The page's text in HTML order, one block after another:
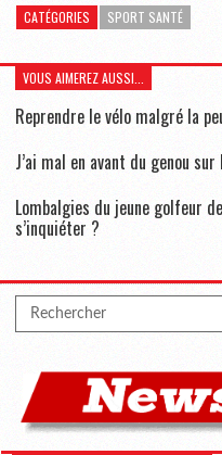
CATÉGORIES SPORT SANTÉ
VOUS AIMEREZ AUSSI...
Reprendre le vélo malgré la
J’ai mal en avant du genou
Lombalgies du jeune golfeur
s’inquiéter ?